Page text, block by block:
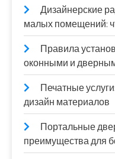
Дизайнерские
малых помещений:
Правила
оконными и
Печатные
дизайн материалов
Портальные
преимущества для